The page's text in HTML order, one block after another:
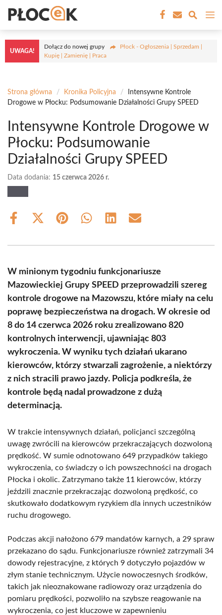
treści
UWAGA!
Dołącz do nowej grupy
Płock - Ogłoszenia | Sprzedam |
Kupię | Zamienię | Praca
Strona główna / Kronika Policyjna /
Intensywne Kontrole
Drogowe w Płocku: Podsumowanie Działalności Grupy SPEED
Intensywne Kontrole Drogowe w
Płocku: Podsumowanie
Działalności Grupy SPEED
Data dodania: 15 czerwca 2026 r.
Share
Share
(Twitter)
Share Share Share Share
W minionym tygodniu funkcjonariusze
Mazowieckiej Grupy SPEED przeprowadzili szereg
kontrole drogowe na Mazowszu, które miały na celu
poprawę bezpieczeństwa na drogach. W okresie od
8 do 14 czerwca 2026 roku zrealizowano 820
kontrolnych interwencji, ujawniając 803
wykroczenia. W wyniku tych działań ukarano
kierowców, którzy stwarzali zagrożenie, a niektórzy
z nich stracili prawo jazdy. Policja podkreśla, że
kontrole będą nadal prowadzone z dużą
determinacją.
W trakcie intensywnych działań, policjanci szczególną
uwagę zwrócili na kierowców przekraczających dozwoloną
prędkość. W sumie odnotowano 649 przypadków takiego
wykroczenia, co świadczy o ich powszechności na drogach
Płocka i okolic. Zatrzymano także 11 kierowców, którzy
jeździli znacznie przekraczając dozwoloną prędkość, co
skutkowało dodatkowym ryzykiem dla innych uczestników
ruchu drogowego.
Podczas akcji nałożono 679 mandatów karnych, a 29 spraw
przekazano do sądu. Funkcjonariusze również zatrzymali 34
dowody rejestracyjne, z których 9 dotyczyło pojazdów w
złym stanie technicznym. Użycie nowoczesnych środków,
takich jak nieoznakowane radiowozy oraz urządzenia do
pomiaru prędkości, pozwoliło na szybsze reagowanie na
wykroczenia, co jest kluczowe w zapewnieniu